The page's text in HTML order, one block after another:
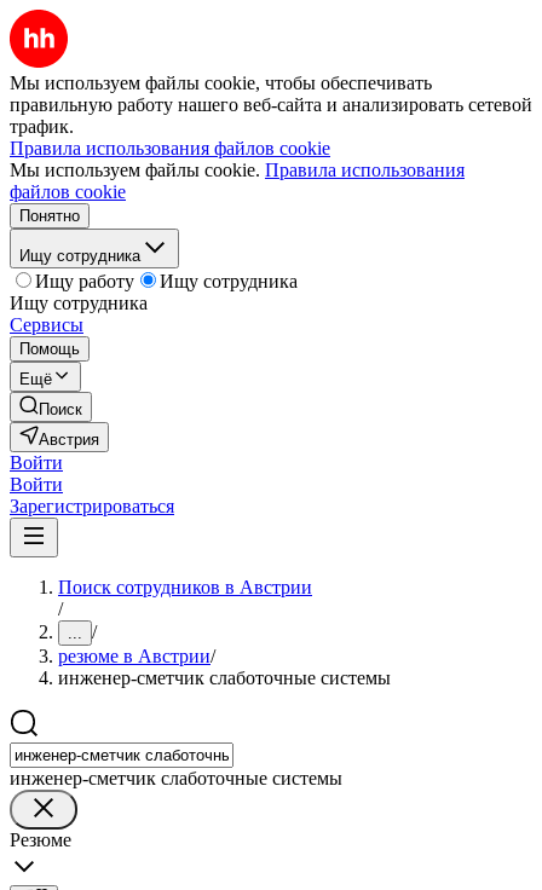
Мы используем файлы cookie, чтобы обеспечивать
правильную работу нашего веб-сайта и анализировать сетевой
трафик.
Правила использования файлов cookie
Мы используем файлы cookie. Правила использования
файлов cookie
Понятно
Ищу сотрудника
Ищу работу
Ищу сотрудника
Ищу сотрудника
Сервисы
Помощь
Ещё
Поиск
Австрия
Войти
Войти
Зарегистрироваться
Поиск сотрудников в Австрии
/
... /
резюме в Австрии/
инженер-сметчик слаботочные системы
инженер-сметчик слаботочные системы
Резюме